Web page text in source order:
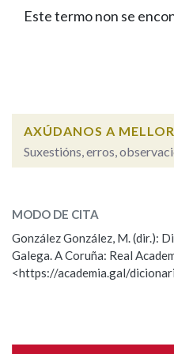
Facebook
TwitterYoutubeInstagram
Bluesky
BUSCAR NOS LEMAS
Remata por
BUSCAR NO CONTIDO
Nas definicións
Este termo non se
AXÚDANOS A
Suxestións, erros,
Observación
Nome
MODO DE CITA
González González, M. (dir.):
Galega. A Coruña: Real
<https://academia.gal/